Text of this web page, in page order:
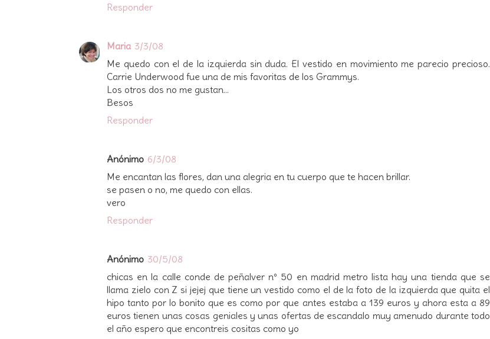
Responder
Maria 3/3/08
Me quedo con el de la izquierda sin duda. El vestido en movimiento me parecio precioso.
Carrie Underwood fue una de mis favoritas de los Grammys.
Los otros dos no me gustan...
Besos
Responder
Anónimo 6/3/08
Me encantan las flores, dan una alegria en tu cuerpo que te hacen brillar.
se pasen o no, me quedo con ellas.
vero
Responder
Anónimo 30/5/08
chicas en la calle conde de peñalver nº 50 en madrid metro lista hay una tienda que se
llama zielo con Z si jejej que tiene un vestido como el de la foto de la izquierda que quita el
hipo tanto por lo bonito que es como por que antes estaba a 139 euros y ahora esta a 89
euros tienen unas cosas geniales y unas ofertas de escandalo muy amenudo durante todo
el año espero que encontreis cositas como yo